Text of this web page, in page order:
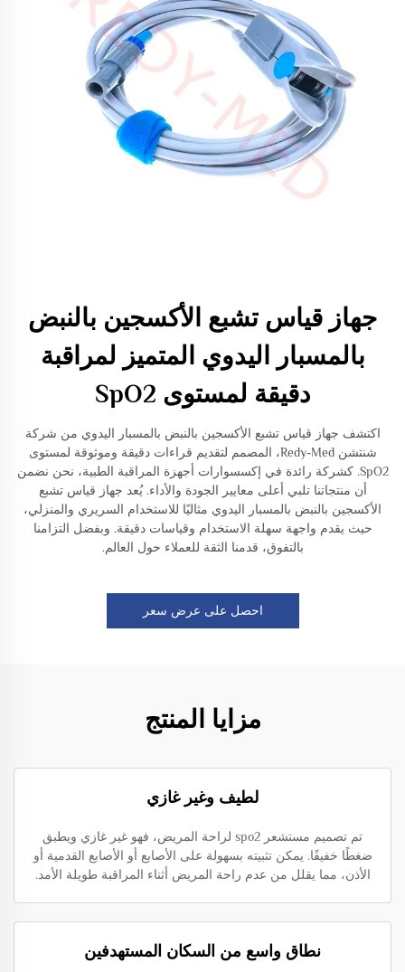
جهاز قياس تشبع الأكسجين بالنبض
بالمسبار اليدوي المتميز لمراقبة
دقيقة لمستوى SpO2
اكتشف جهاز قياس تشبع الأكسجين بالنبض بالمسبار اليدوي من شركة
شنتشن Redy-Med، المصمم لتقديم قراءات دقيقة وموثوقة لمستوى
SpO2. كشركة رائدة في إكسسوارات أجهزة المراقبة الطبية، نحن نضمن
أن منتجاتنا تلبي أعلى معايير الجودة والأداء. يُعد جهاز قياس تشبع
الأكسجين بالنبض بالمسبار اليدوي مثاليًا للاستخدام السريري والمنزلي،
حيث يقدم واجهة سهلة الاستخدام وقياسات دقيقة. وبفضل التزامنا
بالتفوق، قدمنا الثقة للعملاء حول العالم.
احصل على عرض سعر
مزايا المنتج
لطيف وغير غازي
تم تصميم مستشعر spo2 لراحة المريض، فهو غير غازي ويطبق
ضغطًا خفيفًا. يمكن تثبيته بسهولة على الأصابع أو الأصابع القدمية أو
الأذن، مما يقلل من عدم راحة المريض أثناء المراقبة طويلة الأمد.
نطاق واسع من السكان المستهدفين